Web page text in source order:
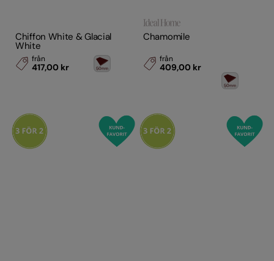
Chiffon White & Glacial
White
från
417,00 kr
Chamomile
från
409,00 kr